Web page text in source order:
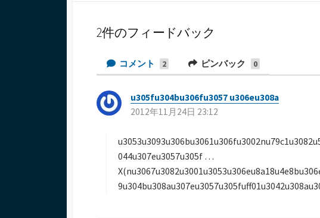
2件のフィードバック
コメント 2 ピンバック 0
u305fu304bu306fu3057 u306eu308a
2012年11月24日 23:12
044u307eu3057u305f …